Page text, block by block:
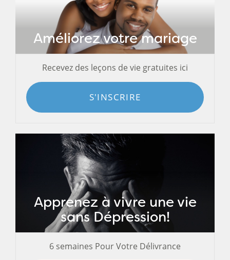
Améliorez votre mariage
Recevez des leçons de vie gratuites ici
S'INSCRIRE
Apprenez à vivre une vie
sans Dépression!
6 semaines Pour Votre Délivrance